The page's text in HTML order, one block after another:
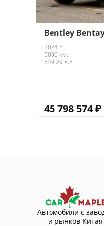
Bentley
2024 г.
5000 км.
549.29 л.с.
45 798 574₽
Автомобили с
и рынков Китая